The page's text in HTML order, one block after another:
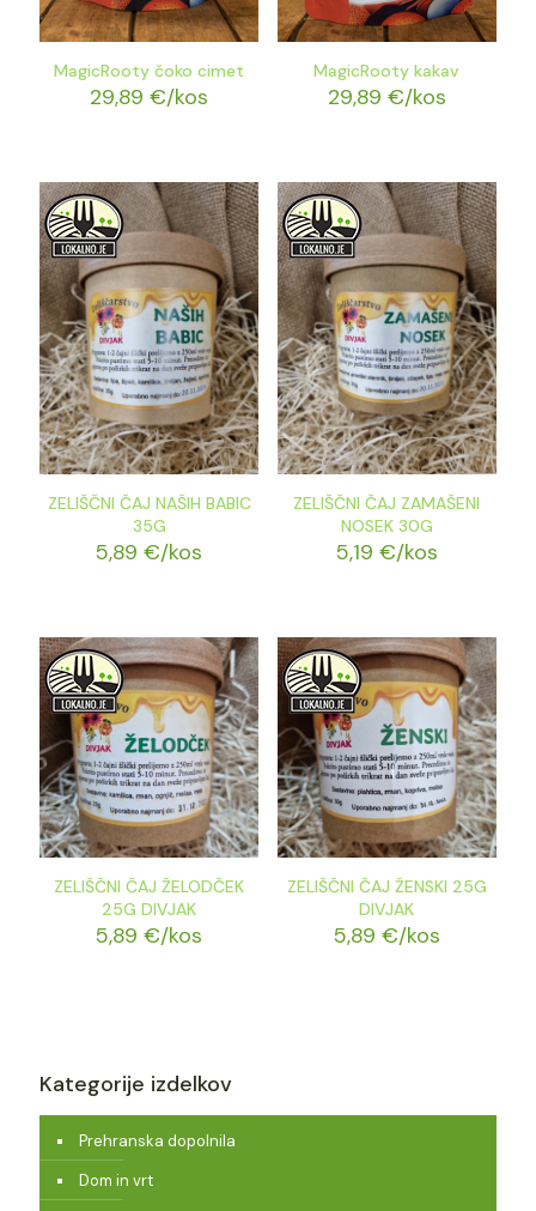
MagicRooty čoko cimet
29,89€/kos
MagicRooty kakav
29,89 €/kos
ZELIŠČNI ČAJ NAŠIH BABIC
35G
5,89€/kos
ZELIŠČNI ČAJ ZAMAŠENI
NOSEK 30G
5,19 €/kos
ZELIŠČNI ČAJ ŽELODČEK
25G DIVJAK
5,89€/kos
ZELIŠČNI ČAJ ŽENSKI 25G
DIVJAK
5,89 €/kos
Kategorije izdelkov
Prehranska dopolnila
Dom in vrt